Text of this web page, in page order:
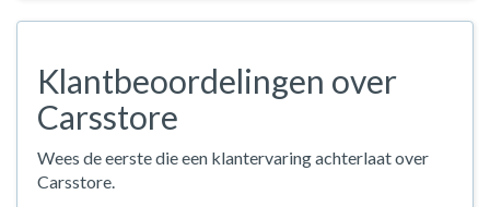
Klantbeoordelingen over
Carsstore
Wees de eerste die een klantervaring achterlaat over
Carsstore.